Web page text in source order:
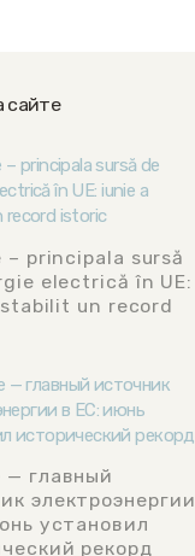
сайте
– principala sursă
electrică în UE:
un record
— главный
электроэнергии
установил
рекорд